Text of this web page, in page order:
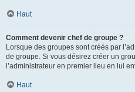
Haut
Comment devenir chef de groupe ?
Lorsque des groupes sont créés par
de groupe. Si vous désirez créer un
l’administrateur en premier lieu en lui
Haut